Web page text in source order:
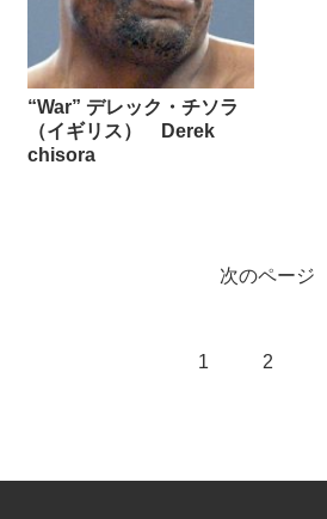
“War” デレック・チソラ
（イギリス） Derek
chisora
次のページ
1 2